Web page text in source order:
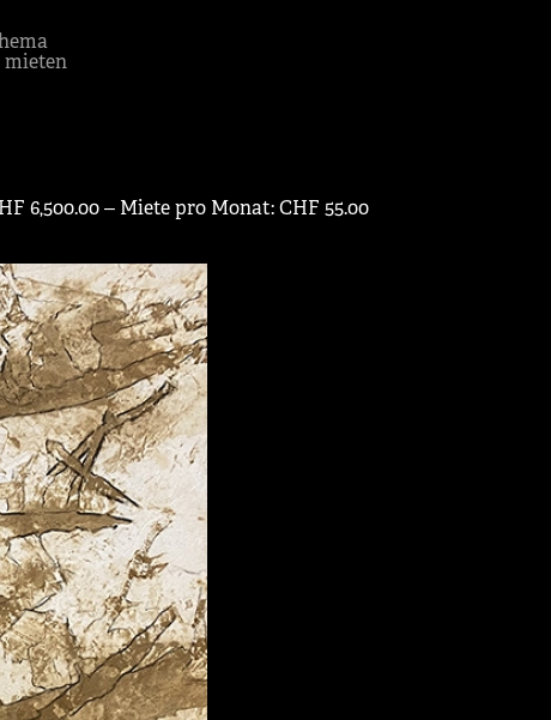
mieten
6,500.00 ‒ Miete pro Monat: CHF 55.00